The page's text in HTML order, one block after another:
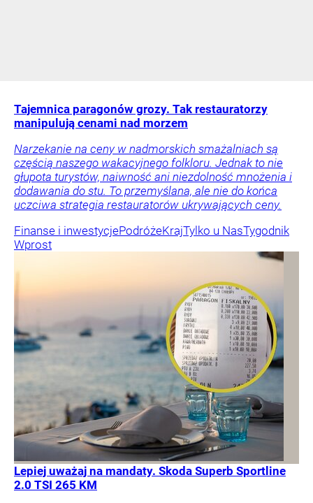
Tajemnica paragonów grozy. Tak restauratorzy
manipulują cenami nad morzem
Narzekanie na ceny w nadmorskich smażalniach są
częścią naszego wakacyjnego folkloru. Jednak to nie
głupota turystów, naiwność ani niezdolność mnożenia i
dodawania do stu. To przemyślana, ale nie do końca
uczciwa strategia restauratorów ukrywających ceny.
Finanse i inwestycjePodróżeKrajTylko u NasTygodnik
Wprost
Lepiej uważaj na mandaty. Skoda Superb Sportline
2.0 TSI 265 KM